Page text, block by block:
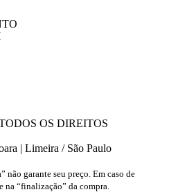
OS DIREITOS
| Limeira / São Paulo
não garante seu preço. Em caso de
“finalização” da compra.